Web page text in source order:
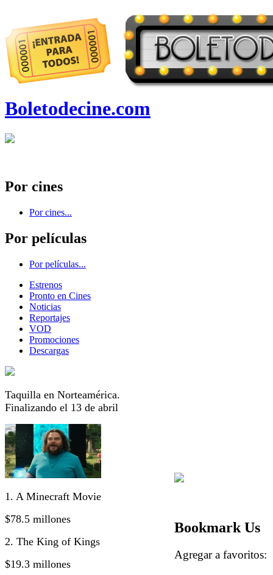
Boletodecine.com
Por cines
Por cines...
Por películas
Por películas...
Estrenos
Pronto en Cines
Noticias
Reportajes
VOD
Promociones
Descargas
Taquilla en Norteamérica.
Finalizando el 13 de abril
1. A Minecraft Movie
$78.5 millones
2. The King of Kings
$19.3 millones
Bookmark Us
Agregar a